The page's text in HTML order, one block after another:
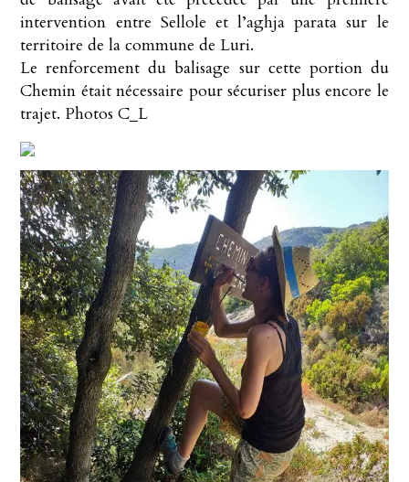
intervention entre Sellole et l’aghja parata sur le
territoire de la commune de Luri.
Le renforcement du balisage sur cette portion du
Chemin était nécessaire pour sécuriser plus encore le
trajet. Photos C_L